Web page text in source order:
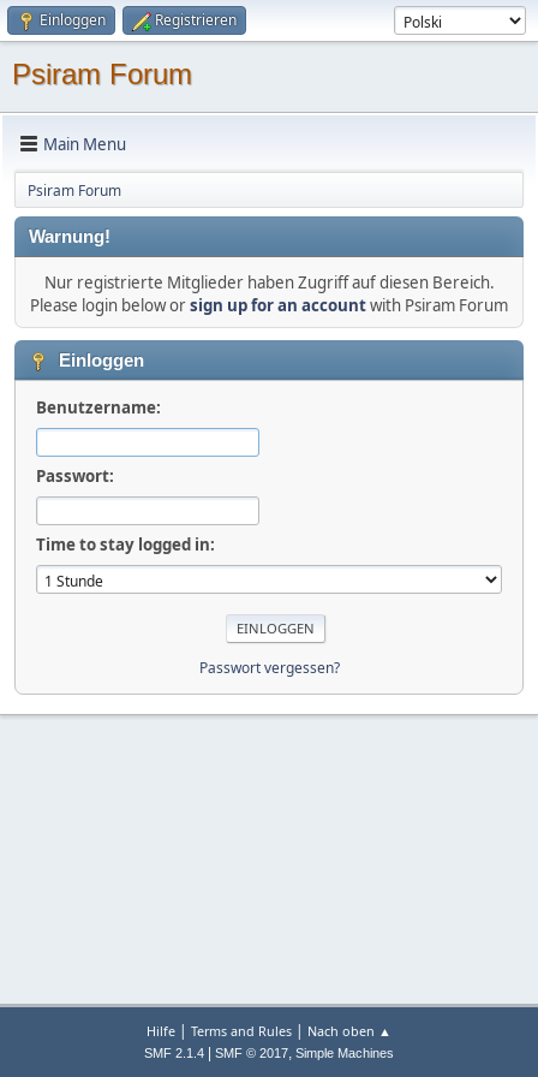
Einloggen Registrieren
Psiram Forum
Main Menu
Psiram Forum
Warnung!
Nur registrierte Mitglieder haben Zugriff auf diesen Bereich.
Please login below orsign up for an accountwith Psiram Forum
Einloggen
Benutzername:
Passwort:
Time to stay logged in:
Passwort vergessen?
Hilfe | Terms and Rules | Nach oben ▲
SMF 2.1.4 SMF © 2017, Simple Machines